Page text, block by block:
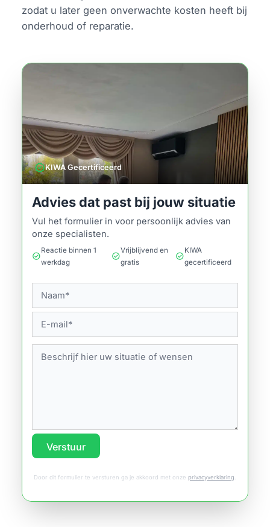
zodat u later geen onverwachte kosten heeft bij
onderhoud of reparatie.
verifiedKIWA Gecertificeerd
Advies dat past bij jouw situatie
Vul het formulier in voor persoonlijk advies van
onze specialisten.
check_circle
Reactie binnen 1
werkdag
check_circle
Vrijblijvend en
gratis
check_circle
KIWA
gecertificeerd
Verstuur
Door dit formulier te versturen ga je akkoord met onze privacyverklaring